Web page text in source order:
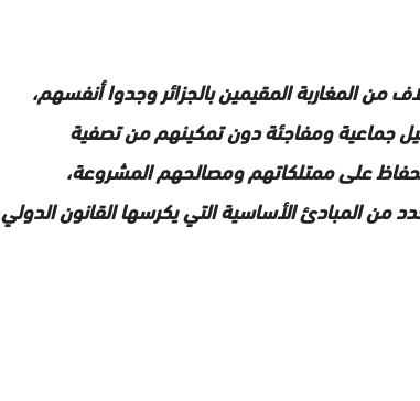
من المغاربة المقيمين بالجزائر وجدوا أنفسهم،
جماعية ومفاجئة دون تمكينهم من تصفية
على ممتلكاتهم ومصالحهم المشروعة،
من المبادئ الأساسية التي يكرسها القانون الدولي